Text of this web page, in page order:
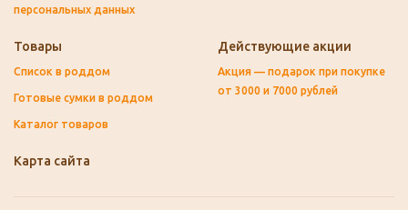
персональных данных
Товары
Список в роддом
Готовые сумки в роддом
Каталог товаров
Действующие акции
Акция — подарок при покупке
от 3000 и 7000 рублей
Карта сайта